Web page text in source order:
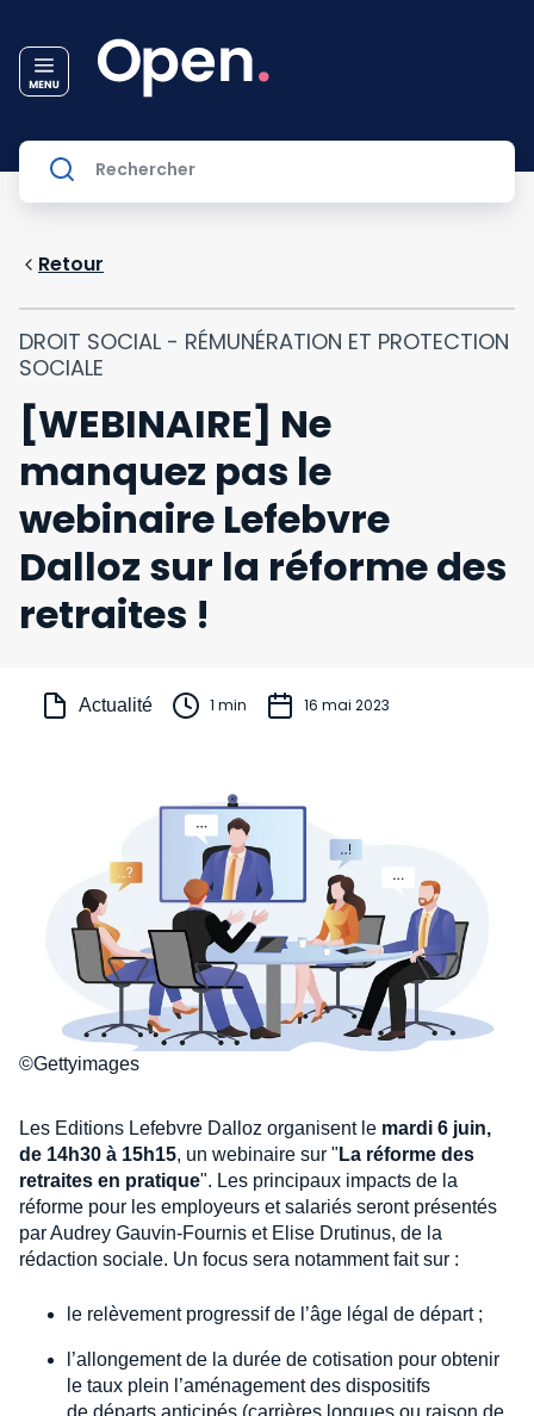
Retour
DROIT SOCIAL - RÉMUNÉRATION ET PROTECTION
SOCIALE
[WEBINAIRE] Ne
manquez pas le
webinaire Lefebvre
Dalloz sur la réforme des
retraites !
Actualité 1 min 16 mai 2023
©Gettyimages
Les Editions Lefebvre Dalloz organisent le mardi 6 juin,
de 14h30 à 15h15, un webinaire sur " La réforme des
retraites en pratique". Les principaux impacts de la
réforme pour les employeurs et salariés seront présentés
par Audrey Gauvin-Fournis et Elise Drutinus, de la
rédaction sociale. Un focus sera notamment fait sur :
le relèvement progressif de l’âge légal de départ ;
l’allongement de la durée de cotisation pour obtenir
le taux plein l’aménagement des dispositifs
de départs anticipés (carrières longues ou raison de